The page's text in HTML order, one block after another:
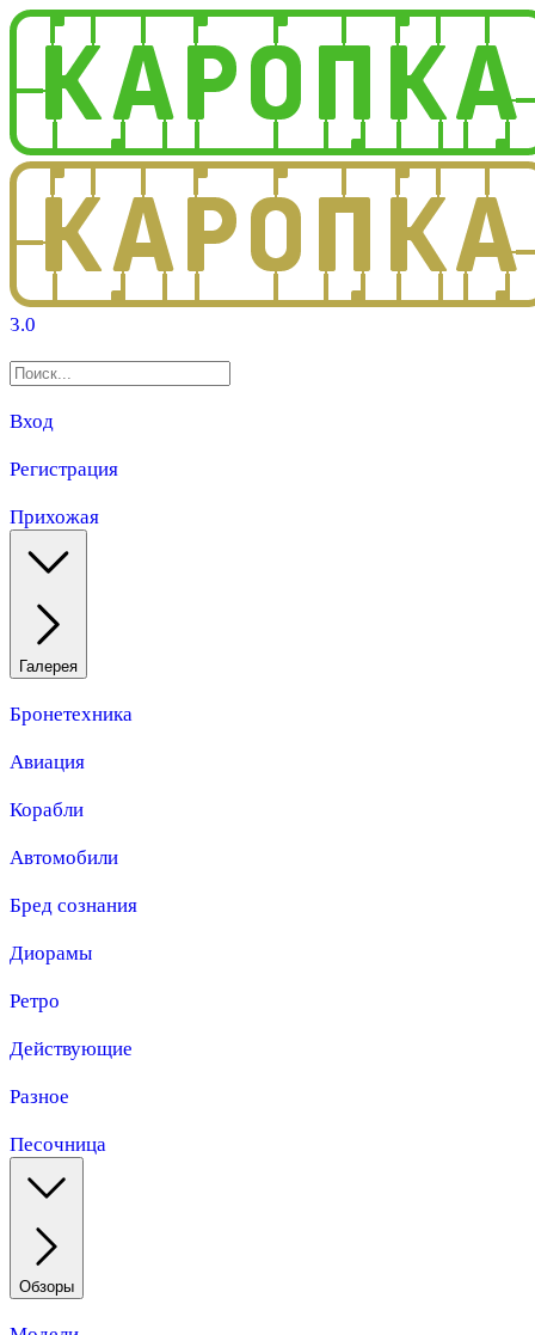
3.0
Вход
Регистрация
Прихожая
Галерея
Бронетехника
Авиация
Корабли
Автомобили
Бред сознания
Диорамы
Ретро
Действующие
Разное
Песочница
Обзоры